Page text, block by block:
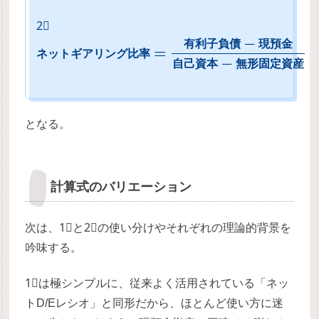
2⃣
ネッ ト ギアリ ング比率 = 有利子負債 − 現預金
自己資本 − 無形固定資産
となる。
計算式のバリエーション
次は、1⃣と2⃣の使い分けやそれぞれの理論的背景を
吟味する。
1⃣は極シンプルに、従来よく活用されている「ネッ
トD/Eレシオ」と同形だから、ほとんど使い方に迷